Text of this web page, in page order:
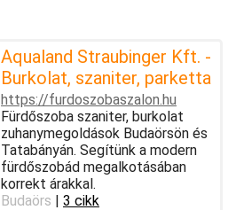
Aqualand Straubinger Kft. -
Burkolat, szaniter, parketta
https://furdoszobaszalon.hu
Fürdőszoba szaniter, burkolat
zuhanymegoldások Budaörsön és
Tatabányán. Segítünk a modern
fürdőszobád megalkotásában
korrekt árakkal.
Budaörs | 3 cikk